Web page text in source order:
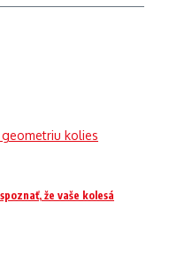
že vaše kolesá